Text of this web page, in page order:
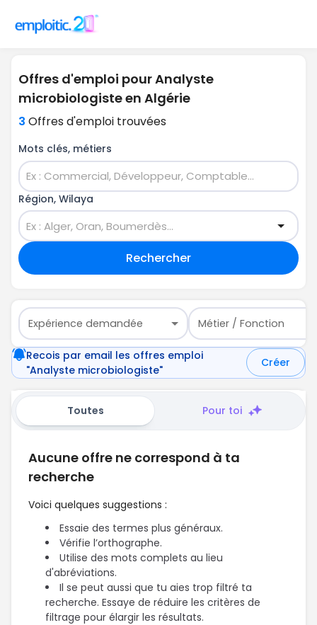
Offres d'emploi pour Analyste
microbiologiste en Algérie
3 Offres d'emploi trouvées
Mots clés, métiers
Région, Wilaya
Rechercher
Expérience demandée Métier / Fonction
Recois par email les offres emploi
"Analyste microbiologiste"
Créer
Toutes Pour toi
Aucune offre ne correspond à ta
recherche
Voici quelques suggestions :
Essaie des termes plus généraux.
Vérifie l’orthographe.
Utilise des mots complets au lieu
d'abréviations.
Il se peut aussi que tu aies trop filtré ta
recherche. Essaye de réduire les critères de
filtrage pour élargir les résultats.